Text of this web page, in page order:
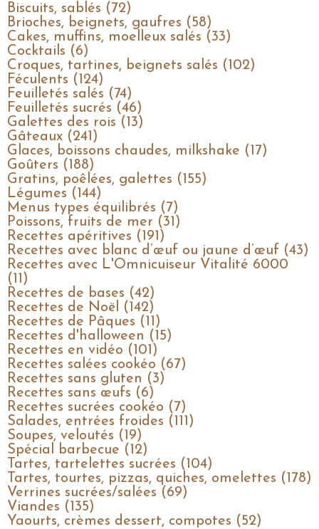
Biscuits, sablés (72)
Brioches, beignets, gaufres (58)
Cakes, muffins, moelleux salés (33)
Cocktails (6)
Croques, tartines, beignets salés (102)
Féculents (124)
Feuilletés salés (74)
Feuilletés sucrés (46)
Galettes des rois (13)
Gâteaux (241)
Glaces, boissons chaudes, milkshake (17)
Goûters (188)
Gratins, poêlées, galettes (155)
Légumes (144)
Menus types équilibrés (7)
Poissons, fruits de mer (31)
Recettes apéritives (191)
Recettes avec blanc d’œuf ou jaune d’œuf (43)
Recettes avec L'Omnicuiseur Vitalité 6000
(11)
Recettes de bases (42)
Recettes de Noël (142)
Recettes de Pâques (11)
Recettes d'halloween (15)
Recettes en vidéo (101)
Recettes salées cookéo (67)
Recettes sans gluten (3)
Recettes sans œufs (6)
Recettes sucrées cookéo (7)
Salades, entrées froides (111)
Soupes, veloutés (19)
Spécial barbecue (12)
Tartes, tartelettes sucrées (104)
Tartes, tourtes, pizzas, quiches, omelettes (178)
Verrines sucrées/salées (69)
Viandes (135)
Yaourts, crèmes dessert, compotes (52)